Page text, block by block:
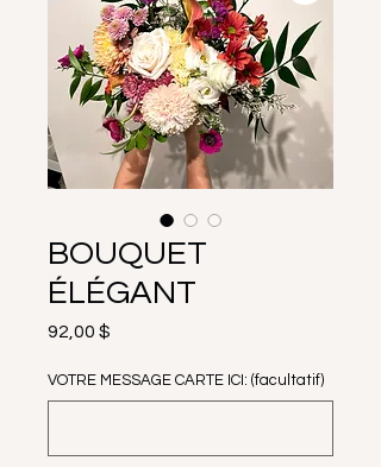
BOUQUET
ÉLÉGANT
92,00 $
VOTRE MESSAGE CARTE ICI: (facultatif)